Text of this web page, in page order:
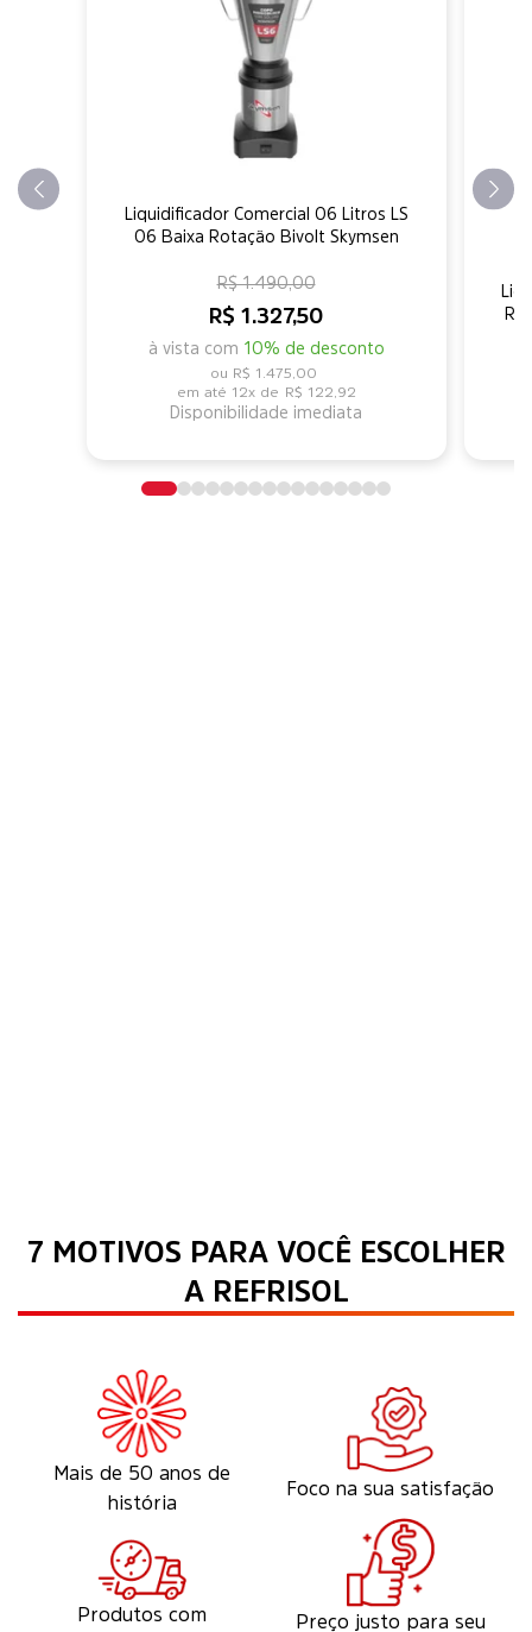
Liquidificador Comercial 06 Litros LS
06 Baixa Rotação Bivolt Skymsen
R$ 1.327,50
à vista com 10% de desconto
R$ 1.490,00
R$ 1.475,00
12x de R$ 122,92
Disponibilidade imediata
7 MOTIVOS PARA VOCÊ ESCOLHER
A REFRISOL
Mais de 50 anos de
história
Foco na sua satisfação
Produtos com
Preço justo para seu